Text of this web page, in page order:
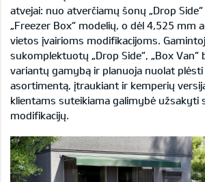
atvejai: nuo atverčiamų šonų „Drop
„Freezer Box“ modelių, o dėl 4,525 mm
vietos įvairioms modifikacijoms.
sukomplektuotų „Drop Side“, „Box Van“
variantų gamybą ir planuoja nuolat
asortimentą, įtraukiant ir kemperių
klientams suteikiama galimybė užsakyti
modifikacijų.